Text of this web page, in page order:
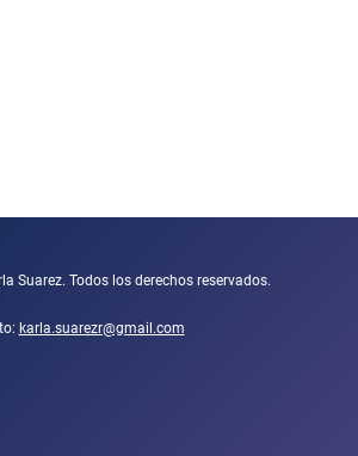
Suarez. Todos los derechos reservados.
karla.suarezr@gmail.com